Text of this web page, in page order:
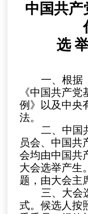
中国共产
选
一、根据
《中国共产
例》以及中央
法。
二、中国
员会、中国共
会均由中国共
大会选举产生
题，由大会主
三、大会
式。候选人按